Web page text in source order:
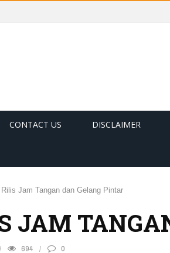
CONTACT US DISCLAIMER
Rilis Jam Tangan dan Gelang Pintar
JAM
694 0